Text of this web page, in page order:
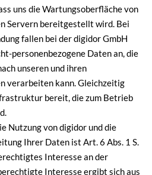
uns die Wartungsoberfläche von
Servern bereitgestellt wird. Bei
fallen bei der digidor GmbH
personenbezogene Daten an, die
unseren und ihren
verarbeiten kann. Gleichzeitig
bereit, die zum Betrieb
Nutzung von digidor und die
Ihrer Daten ist Art. 6 Abs. 1 S.
Interesse an der
Interesse ergibt sich aus